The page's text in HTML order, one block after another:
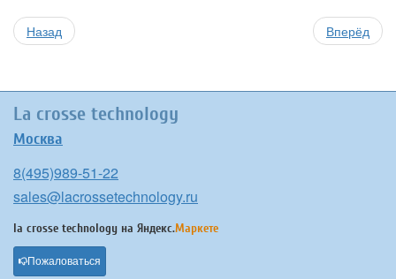
Назад Вперёд
La crosse technology
Москва
8(495)989-51-22
sales@lacrossetechnology.ru
la crosse technology на Яндекс.Маркете
Пожаловаться